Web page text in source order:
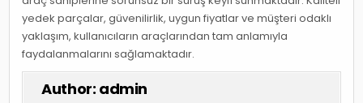
yedek parçalar, güvenilirlik, uygun fiyatlar ve müşteri odaklı
yaklaşım, kullanıcıların araçlarından tam anlamıyla
faydalanmalarını sağlamaktadır.
Author: admin